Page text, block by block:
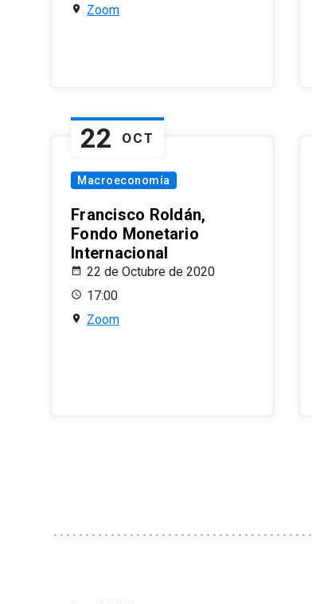
Zoom
22 OCT
Macroeconomía
Francisco Roldán,
Fondo Monetario
Internacional
22 de Octubre de 2020
17:00
Zoom